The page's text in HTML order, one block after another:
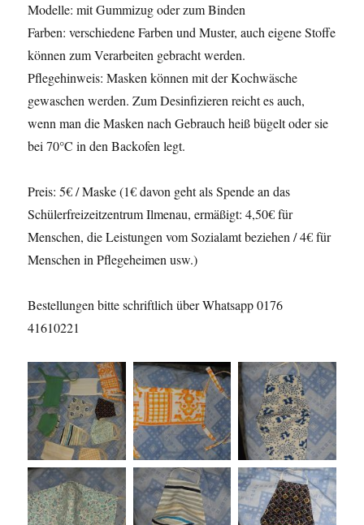
Modelle: mit Gummizug oder zum Binden
Farben: verschiedene Farben und Muster, auch eigene Stoffe
können zum Verarbeiten gebracht werden.
Pflegehinweis: Masken können mit der Kochwäsche
gewaschen werden. Zum Desinfizieren reicht es auch,
wenn man die Masken nach Gebrauch heiß bügelt oder sie
bei 70°C in den Backofen legt.
Preis: 5€ / Maske (1€ davon geht als Spende an das
Schülerfreizeitzentrum Ilmenau, ermäßigt: 4,50€ für
Menschen, die Leistungen vom Sozialamt beziehen / 4€ für
Menschen in Pflegeheimen usw.)
Bestellungen bitte schriftlich über Whatsapp 0176
41610221